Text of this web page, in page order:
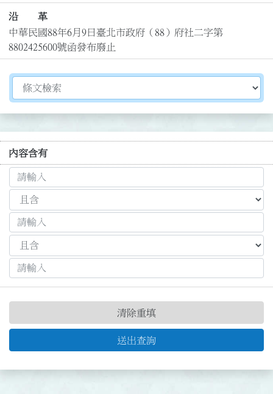
沿 革
中華民國88年6月9日臺北市政府（88）府社二字第
8802425600號函發布廢止
切換選擇法規資訊內容
內容含有
送出查詢
清除重填